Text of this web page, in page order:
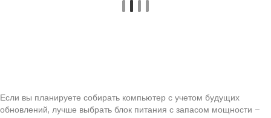
Если вы планируете собирать компьютер с учетом будущих
обновлений, лучше выбрать блок питания с запасом мощности –